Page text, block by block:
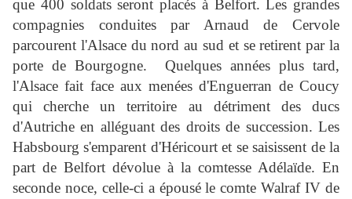
que 400 soldats seront placés à Belfort. Les grandes
compagnies conduites par Arnaud de Cervole
parcourent l'Alsace du nord au sud et se retirent par la
porte de Bourgogne.
Quelques années plus tard,
l'Alsace fait face aux menées d'Enguerran de Coucy
qui cherche un territoire au détriment des ducs
d'Autriche en alléguant des droits de succession. Les
Habsbourg s'emparent d'Héricourt et se saisissent de la
part de Belfort dévolue à la comtesse Adélaïde. En
seconde noce, celle-ci a épousé le comteWalraf IV de